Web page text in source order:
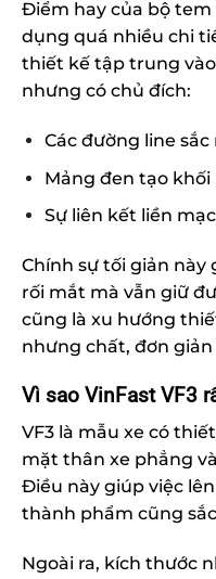
Điểm hay của bộ tem
dụng quá nhiều chi
thiết kế tập trung
nhưng có chủ đích:
Các đường line
Mảng đen tạo
Sự liên kết liền
Chính sự tối giản
rối mắt mà vẫn giữ
cũng là xu hướng
nhưng chất, đơn
Vì sao VinFast VF3
VF3 là mẫu xe có
mặt thân xe phẳng
Điều này giúp việc
thành phẩm cũng
Ngoài ra, kích thước